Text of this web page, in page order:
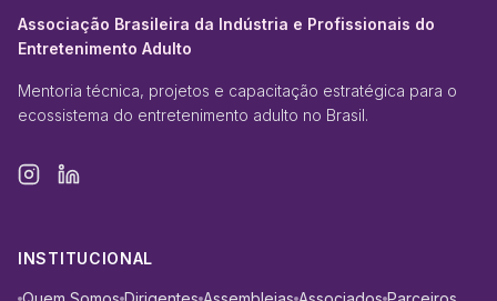
Associação Brasileira da Indústria e Profissionais do
Entretenimento Adulto
Mentoria técnica, projetos e capacitação estratégica para o
ecossistema do entretenimento adulto no Brasil.
INSTITUCIONAL